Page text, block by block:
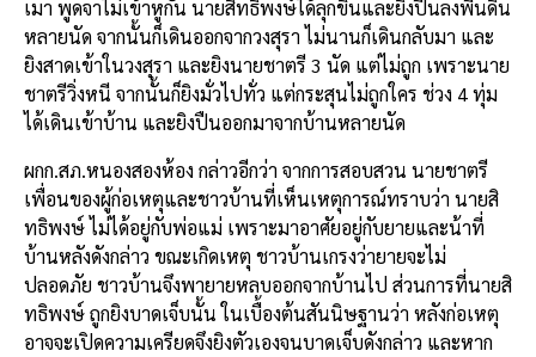
เมา พูดจาไม่เข้าหูกัน นายสิทธิพงษ์ได้ลุกขึ้นและยิงปืนลงพื้นดิน
หลายนัด จากนั้นก็เดินออกจากวงสุรา ไม่นานก็เดินกลับมา และ
ยิงสาดเข้าในวงสุรา และยิงนายชาตรี 3 นัด แต่ไม่ถูก เพราะนาย
ชาตรีวิ่งหนี จากนั้นก็ยิงมั่วไปทั่ว แต่กระสุนไม่ถูกใคร ช่วง 4 ทุ่ม
ได้เดินเข้าบ้าน และยิงปืนออกมาจากบ้านหลายนัด
ผกก.สภ.หนองสองห้อง กล่าวอีกว่า จากการสอบสวน นายชาตรี
เพื่อนของผู้ก่อเหตุและชาวบ้านที่เห็นเหตุการณ์ทราบว่า นายสิ
ทธิพงษ์ ไม่ได้อยู่กับพ่อแม่ เพราะมาอาศัยอยู่กับยายและน้าที่
บ้านหลังดังกล่าว ขณะเกิดเหตุ ชาวบ้านเกรงว่ายายจะไม่
ปลอดภัย ชาวบ้านจึงพายายหลบออกจากบ้านไป ส่วนการที่นายสิ
ทธิพงษ์ ถูกยิงบาดเจ็บนั้น ในเบื้องต้นสันนิษฐานว่า หลังก่อเหตุ
อาจจะเปิดความเครียดจึงยิงตัวเองจนบาดเจ็บดังกล่าว และหาก